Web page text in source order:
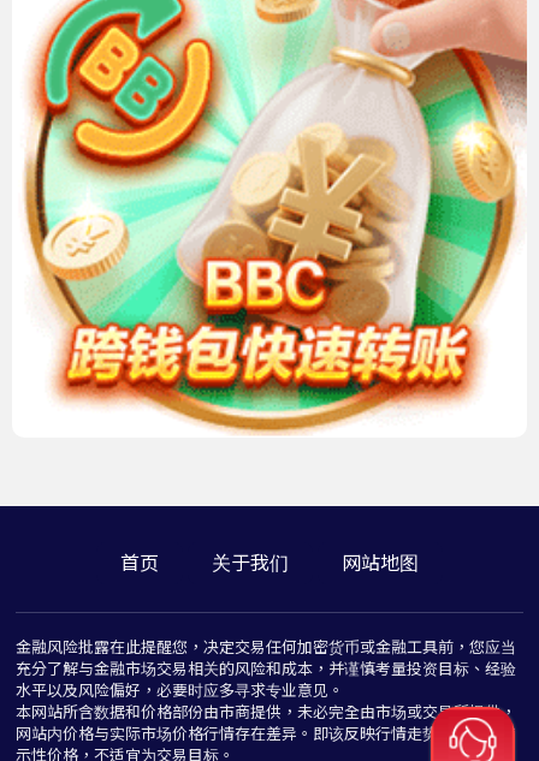
首页 关于我们 网站地图
金融风险批露在此提醒您，决定交易任何加密货币或金融工具前，您应当
充分了解与金融市场交易相关的风险和成本，并谨慎考量投资目标、经验
水平以及风险偏好，必要时应多寻求专业意见。
本网站所含数据和价格部份由市商提供，未必完全由市场或交易所提供，
网站内价格与实际市场价格行情存在差异。即该反映行情走势价格仅为指
示性价格，不适宜为交易目标。